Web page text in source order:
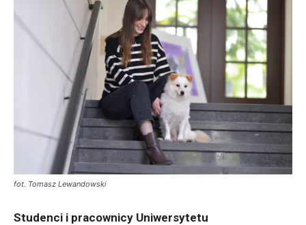
fot. Tomasz Lewandowski
Studenci i pracownicy Uniwersytetu